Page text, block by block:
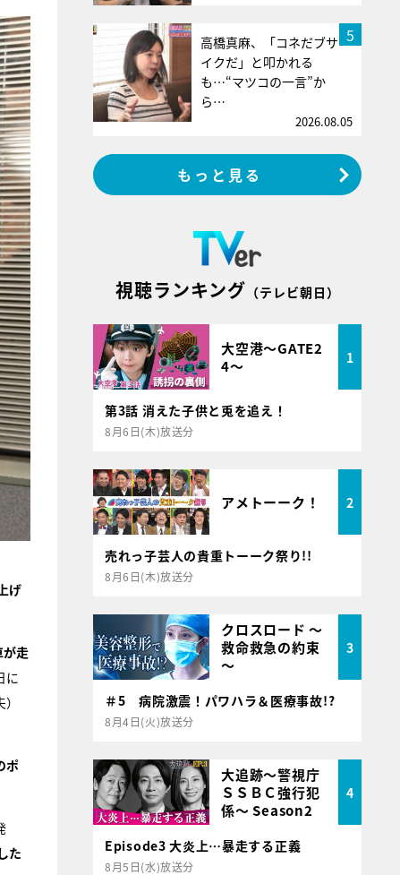
げ
が走
に
ポ
た
5
高橋真麻、「コネだブサ
イクだ」と叩かれる
も…“マツコの一言”か
ら…
2026.08.05
もっと見る
視聴ランキング （テレビ朝日）
大空港～GATE2
4～
1
第3話 消えた子供と兎を追え！
8月6日(木)放送分
アメトーーク！ 2
売れっ子芸人の貴重トーーク祭り!!
8月6日(木)放送分
クロスロード ～
救命救急の約束
～
3
＃5 病院激震！パワハラ＆医療事故!?
8月4日(火)放送分
大追跡～警視庁
ＳＳＢＣ強行犯
係～ Season2
4
Episode3 大炎上…暴走する正義
8月5日(水)放送分